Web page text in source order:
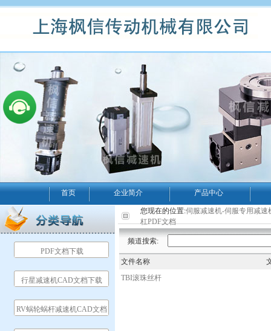
首页 企业简介 产品中心
PDF文档下载
行星减速机CAD文档下载
RV蜗轮蜗杆减速机CAD文档
您现在的位置:伺服减速机-伺服专用减
杠PDF文档
频道搜索:
文件名称
TBI滚珠丝杆